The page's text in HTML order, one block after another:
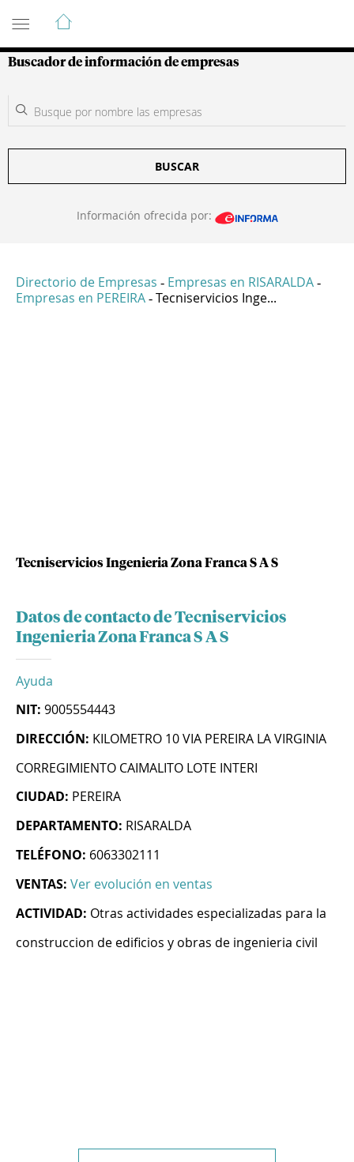
Guía de Empresas Colombianas
Buscador de información de empresas
BUSCAR
Información ofrecida por:
Directorio de Empresas - Empresas en RISARALDA -
Empresas en PEREIRA - Tecniservicios Inge...
Tecniservicios Ingenieria Zona Franca S A S
Datos de contacto de Tecniservicios
Ingenieria Zona Franca S A S
Ayuda
NIT: 9005554443
DIRECCIÓN: KILOMETRO 10 VIA PEREIRA LA VIRGINIA
CORREGIMIENTO CAIMALITO LOTE INTERI
CIUDAD: PEREIRA
DEPARTAMENTO: RISARALDA
TELÉFONO: 6063302111
VENTAS: Ver evolución en ventas
ACTIVIDAD: Otras actividades especializadas para la
construccion de edificios y obras de ingenieria civil